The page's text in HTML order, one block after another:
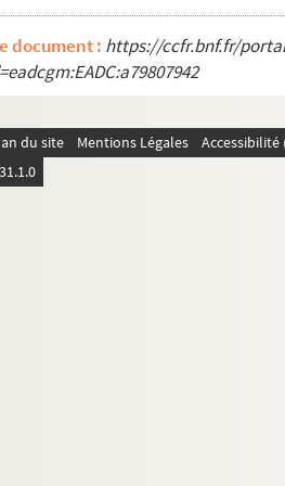
SD IC228. Inauguration des écoles
SD IC229. Cantine Ornano de Pleyel
SD IC332. Départ Classes de neige
document : https://ccfr.bnf.fr/
du site Mentions Légales